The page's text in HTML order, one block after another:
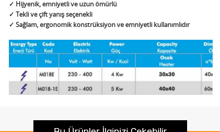
✓ Hijyenik, emniyetli ve uzun ömürlü
✓ Tekli ve çift yanış seçenekli
✓ Sağlam, ergonomik konstrüksiyon ve emniyetli kullanımlıdır